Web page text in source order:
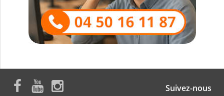
Suivez-nous